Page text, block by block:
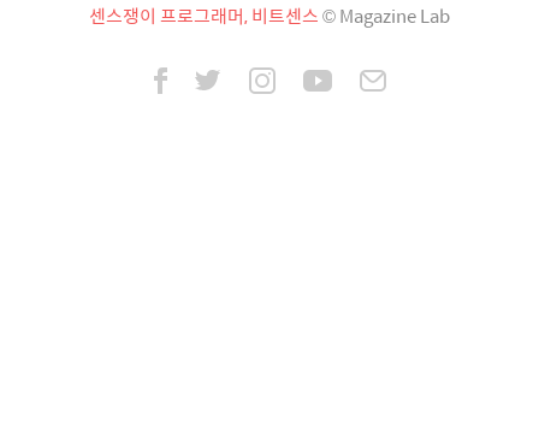
센스쟁이 프로그래머, 비트센스© Magazine Lab